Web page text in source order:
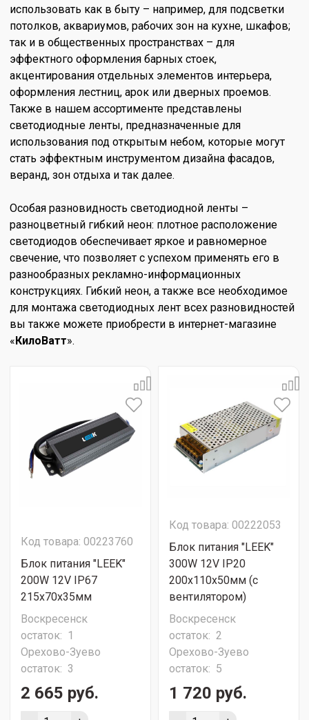
использовать как в быту – например, для подсветки
потолков, аквариумов, рабочих зон на кухне, шкафов;
так и в общественных пространствах – для
эффектного оформления барных стоек,
акцентирования отдельных элементов интерьера,
оформления лестниц, арок или дверных проемов.
Также в нашем ассортименте представлены
светодиодные ленты, предназначенные для
использования под открытым небом, которые могут
стать эффектным инструментом дизайна фасадов,
веранд, зон отдыха и так далее.
Особая разновидность светодиодной ленты –
разноцветный гибкий неон: плотное расположение
светодиодов обеспечивает яркое и равномерное
свечение, что позволяет с успехом применять его в
разнообразных рекламно-информационных
конструкциях. Гибкий неон, а также все необходимое
для монтажа светодиодных лент всех разновидностей
вы также можете приобрести в интернет-магазине
«КилоВатт».
Код товара: 00223760
Блок питания "LEEK"
200W 12V IP67
215х70х35мм
Воскресенск
остаток: 1
Орехово-Зуево
остаток: 3
2 665 руб.
Код товара: 00222053
Блок питания "LEEK"
300W 12V IP20
200х110х50мм (с
вентилятором)
Воскресенск
остаток: 2
Орехово-Зуево
остаток: 5
1 720 руб.